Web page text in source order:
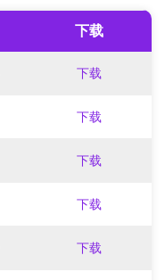
下载
下载
下载
下载
下载
下载